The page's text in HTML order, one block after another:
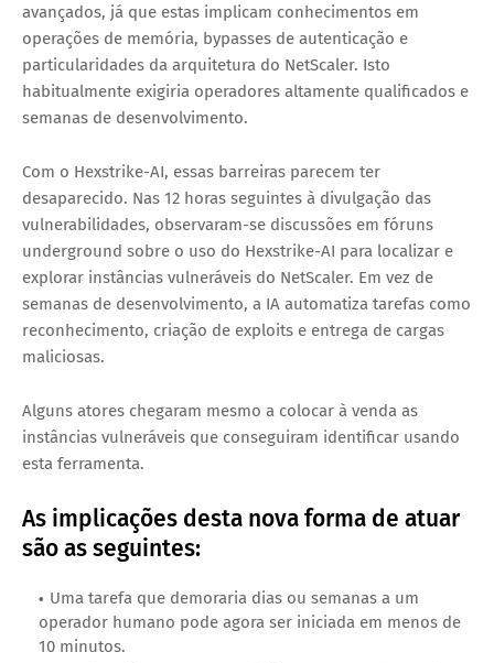
avançados, já que estas implicam conhecimentos em
operações de memória, bypasses de autenticação e
particularidades da arquitetura do NetScaler. Isto
habitualmente exigiria operadores altamente qualificados e
semanas de desenvolvimento.
Com o Hexstrike-AI, essas barreiras parecem ter
desaparecido. Nas 12 horas seguintes à divulgação das
vulnerabilidades, observaram-se discussões em fóruns
underground sobre o uso do Hexstrike-AI para localizar e
explorar instâncias vulneráveis do NetScaler. Em vez de
semanas de desenvolvimento, a IA automatiza tarefas como
reconhecimento, criação de exploits e entrega de cargas
maliciosas.
Alguns atores chegaram mesmo a colocar à venda as
instâncias vulneráveis que conseguiram identificar usando
esta ferramenta.
As implicações desta nova forma de atuar
são as seguintes:
Uma tarefa que demoraria dias ou semanas a um
operador humano pode agora ser iniciada em menos de
10 minutos.